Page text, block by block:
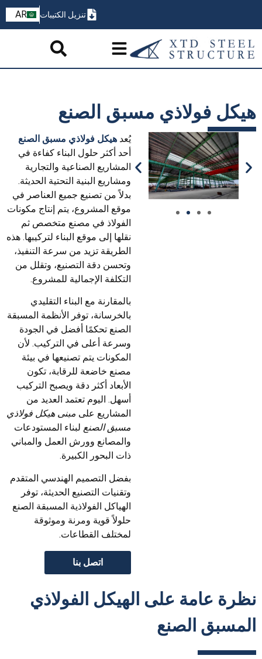
تنزيل الكتيبات AR
PT
هيكل فولاذي مسبق الصنع
يُعد هيكل فولاذي مسبق الصنع
أحد أكثر حلول البناء كفاءة في
المشاريع الصناعية والتجارية
ومشاريع البنية التحتية الحديثة.
بدلاً من تصنيع جميع العناصر في
موقع المشروع، يتم إنتاج مكونات
الفولاذ في مصنع متخصص ثم
نقلها إلى موقع البناء لتركيبها. هذه
الطريقة تزيد من سرعة التنفيذ،
وتحسن دقة التصنيع، وتقلل من
التكلفة الإجمالية للمشروع.
بالمقارنة مع البناء التقليدي
بالخرسانة، توفر الأنظمة المسبقة
الصنع تحكمًا أفضل في الجودة
وسرعة أعلى في التركيب. لأن
المكونات يتم تصنيعها في بيئة
مصنع خاضعة للرقابة، تكون
الأبعاد أكثر دقة ويصبح التركيب
أسهل. اليوم تعتمد العديد من
المشاريع على مبنى هيكل فولاذي
مسبق الصنع لبناء المستودعات
والمصانع وورش العمل والمباني
ذات البحور الكبيرة.
بفضل التصميم الهندسي المتقدم
وتقنيات التصنيع الحديثة، توفر
الهياكل الفولاذية المسبقة الصنع
حلولاً قوية ومرنة وموثوقة
لمختلف القطاعات.
اتصل بنا
نظرة عامة على الهيكل الفولاذي
المسبق الصنع